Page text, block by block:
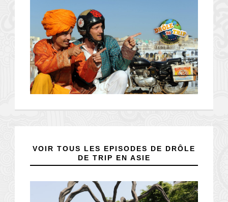
VOIR TOUS LES EPISODES DE DRÔLE
DE TRIP EN ASIE